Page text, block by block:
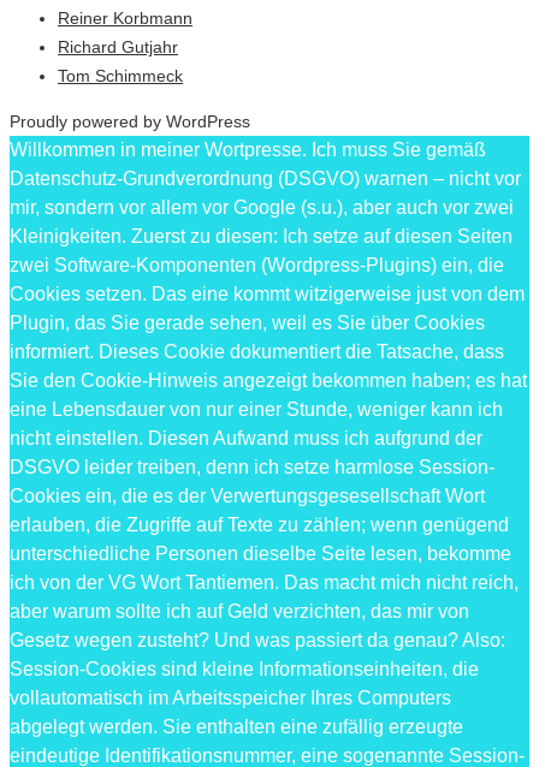
Reiner Korbmann
Richard Gutjahr
Tom Schimmeck
Proudly powered by WordPress
Willkommen in meiner Wortpresse. Ich muss Sie gemäß
Datenschutz-Grundverordnung (DSGVO) warnen – nicht vor
mir, sondern vor allem vor Google (s.u.), aber auch vor zwei
Kleinigkeiten. Zuerst zu diesen: Ich setze auf diesen Seiten
zwei Software-Komponenten (Wordpress-Plugins) ein, die
Cookies setzen. Das eine kommt witzigerweise just von dem
Plugin, das Sie gerade sehen, weil es Sie über Cookies
informiert. Dieses Cookie dokumentiert die Tatsache, dass
Sie den Cookie-Hinweis angezeigt bekommen haben; es hat
eine Lebensdauer von nur einer Stunde, weniger kann ich
nicht einstellen. Diesen Aufwand muss ich aufgrund der
DSGVO leider treiben, denn ich setze harmlose Session-
Cookies ein, die es der Verwertungsgesesellschaft Wort
erlauben, die Zugriffe auf Texte zu zählen; wenn genügend
unterschiedliche Personen dieselbe Seite lesen, bekomme
ich von der VG Wort Tantiemen. Das macht mich nicht reich,
aber warum sollte ich auf Geld verzichten, das mir von
Gesetz wegen zusteht? Und was passiert da genau? Also:
Session-Cookies sind kleine Informationseinheiten, die
vollautomatisch im Arbeitsspeicher Ihres Computers
abgelegt werden. Sie enthalten eine zufällig erzeugte
eindeutige Identifikationsnummer, eine sogenannte Session-